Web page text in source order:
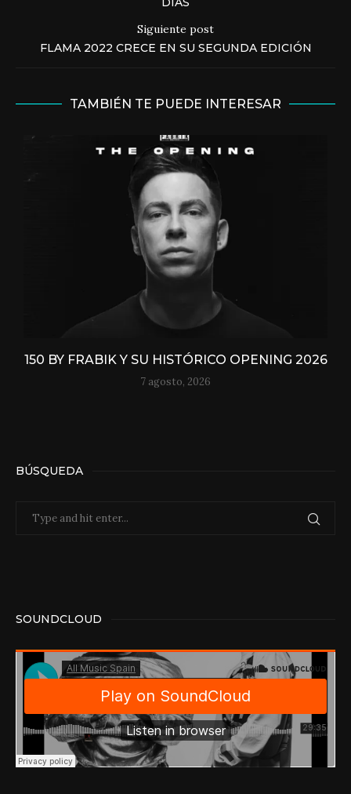
Siguiente post
FLAMA 2022 CRECE EN SU SEGUNDA EDICIÓN
TAMBIÉN TE PUEDE INTERESAR
150 BY FRABIK Y SU HISTÓRICO OPENING 2026
7 agosto, 2026
BÚSQUEDA
SOUNDCLOUD